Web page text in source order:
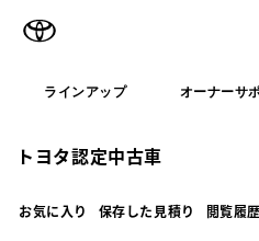
ラインアップ オーナーサ
トヨタ認定中古車
お気に入り 保存した見積り 閲覧履歴